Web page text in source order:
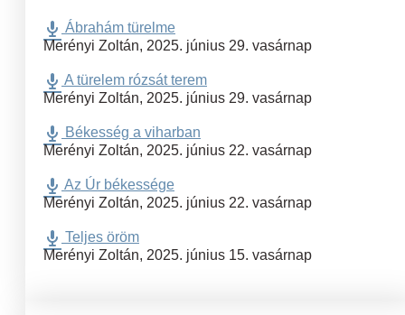
Ábrahám türelme
Merényi Zoltán, 2025. június 29. vasárnap
A türelem rózsát terem
Merényi Zoltán, 2025. június 29. vasárnap
Békesség a viharban
Merényi Zoltán, 2025. június 22. vasárnap
Az Úr békessége
Merényi Zoltán, 2025. június 22. vasárnap
Teljes öröm
Merényi Zoltán, 2025. június 15. vasárnap